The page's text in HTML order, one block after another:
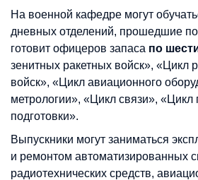
На военной кафедре могут
дневных отделений, прошедшие
готовит офицеров запаса по
зенитных ракетных войск», «Цикл
войск», «Цикл авиационного
метрологии», «Цикл связи», «Цикл
подготовки».
Выпускники могут заниматься
и ремонтом автоматизированных
радиотехнических средств,